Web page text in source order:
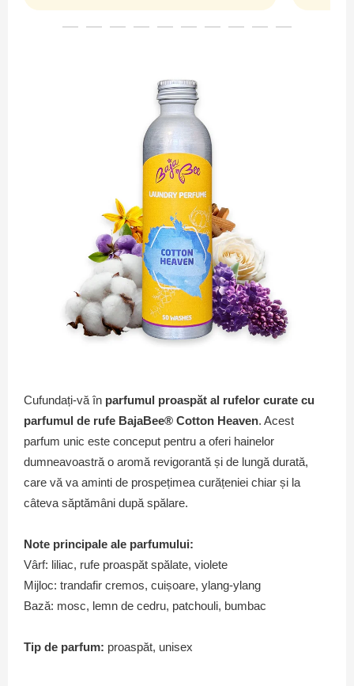
Cufundați-vă în parfumul proaspăt al rufelor curate cu
parfumul de rufe BajaBee® Cotton Heaven. Acest
parfum unic este conceput pentru a oferi hainelor
dumneavoastră o aromă revigorantă și de lungă durată,
care vă va aminti de prospețimea curățeniei chiar și la
câteva săptămâni după spălare.
Note principale ale parfumului:
Vârf: liliac, rufe proaspăt spălate, violete
Mijloc: trandafir cremos, cuișoare, ylang-ylang
Bază: mosc, lemn de cedru, patchouli, bumbac
Tip de parfum: proaspăt, unisex